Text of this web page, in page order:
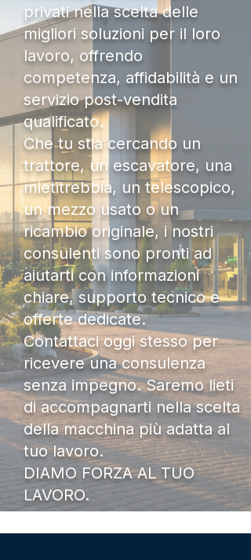
privati nella scelta delle
migliori soluzioni per il loro
lavoro, offrendo
competenza, affidabilità e un
servizio post-vendita
qualificato.
Che tu stia cercando un
trattore, un escavatore, una
mietitrebbia, un telescopico,
un mezzo usato o un
ricambio originale, i nostri
consulenti sono pronti ad
aiutarti con informazioni
chiare, supporto tecnico e
offerte dedicate.
Contattaci oggi stesso per
ricevere una consulenza
senza impegno. Saremo lieti
di accompagnarti nella scelta
della macchina più adatta al
tuo lavoro.
DIAMO FORZA AL TUO
LAVORO.